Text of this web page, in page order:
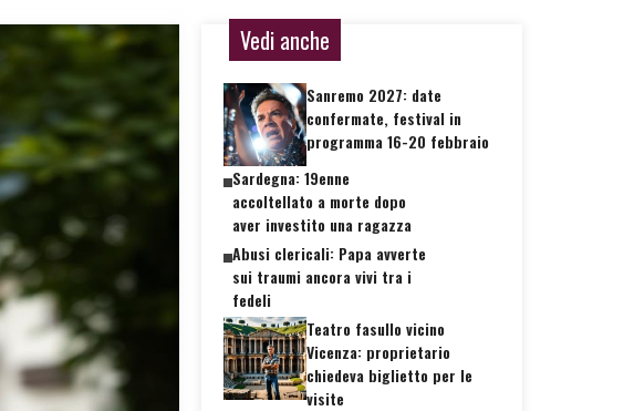
Vedi anche
Sanremo 2027: date
confermate, festival in
programma 16-20 febbraio
Sardegna: 19enne
accoltellato a morte dopo
aver investito una ragazza
Abusi clericali: Papa avverte
sui traumi ancora vivi tra i
fedeli
Teatro fasullo vicino
Vicenza: proprietario
chiedeva biglietto per le
visite